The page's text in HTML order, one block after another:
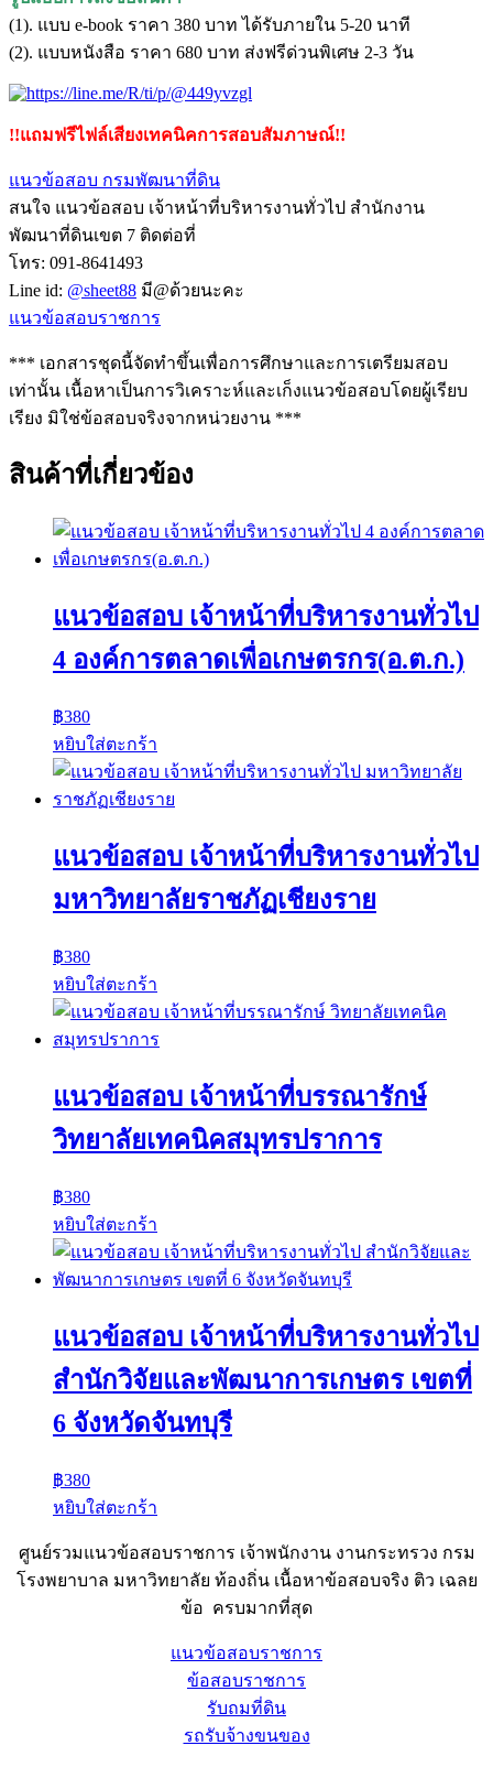
(1). แบบ e-book ราคา 380 บาท ได้รับภายใน 5-20 นาที
(2). แบบหนังสือ ราคา 680 บาท ส่งฟรีด่วนพิเศษ 2-3 วัน
!!แถมฟรีไฟล์เสียงเทคนิคการสอบสัมภาษณ์!!
แนวข้อสอบ กรมพัฒนาที่ดิน
สนใจ แนวข้อสอบ เจ้าหน้าที่บริหารงานทั่วไป สำนักงาน
พัฒนาที่ดินเขต 7 ติดต่อที่
โทร: 091-8641493
Line id: @sheet88 มี@ด้วยนะคะ
แนวข้อสอบราชการ
*** เอกสารชุดนี้จัดทำขึ้นเพื่อการศึกษาและการเตรียมสอบ
เท่านั้น เนื้อหาเป็นการวิเคราะห์และเก็งแนวข้อสอบโดยผู้เรียบ
เรียง มิใช่ข้อสอบจริงจากหน่วยงาน ***
สินค้าที่เกี่ยวข้อง
แนวข้อสอบ เจ้าหน้าที่บริหารงานทั่วไป
4 องค์การตลาดเพื่อเกษตรกร(อ.ต.ก.)
฿380
หยิบใส่ตะกร้า
แนวข้อสอบ เจ้าหน้าที่บริหารงานทั่วไป
มหาวิทยาลัยราชภัฏเชียงราย
฿380
หยิบใส่ตะกร้า
แนวข้อสอบ เจ้าหน้าที่บรรณารักษ์
วิทยาลัยเทคนิคสมุทรปราการ
฿380
หยิบใส่ตะกร้า
แนวข้อสอบ เจ้าหน้าที่บริหารงานทั่วไป
สำนักวิจัยและพัฒนาการเกษตร เขตที่
6 จังหวัดจันทบุรี
฿380
หยิบใส่ตะกร้า
ศูนย์รวมแนวข้อสอบราชการ เจ้าพนักงาน งานกระทรวง กรม
โรงพยาบาล มหาวิทยาลัย ท้องถิ่น เนื้อหาข้อสอบจริง ติว เฉลย
ข้อ ครบมากที่สุด
แนวข้อสอบราชการ
ข้อสอบราชการ
รับถมที่ดิน
รถรับจ้างขนของ